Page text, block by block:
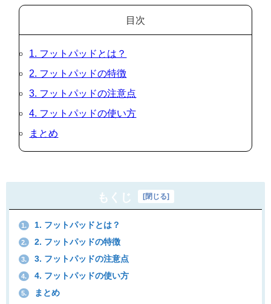
目次
1. フットパッドとは？
2. フットパッドの特徴
3. フットパッドの注意点
4. フットパッドの使い方
まとめ
もくじ [閉じる]
1. 1. フットパッドとは？
2. 2. フットパッドの特徴
3. 3. フットパッドの注意点
4. 4. フットパッドの使い方
5. まとめ